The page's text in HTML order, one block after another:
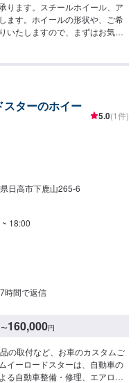
ります。スチールホイール、ア
ます。ホイールの形状や、ご希
いたしますので、まずはお気軽
スターのホイー
5.0(1件)
日高市下鹿山265-6
18:00
時間で返信
〜160,000円
の取付など、お車のカスタムご
イーロードスターは、自動車の
る自動車整備・修理、エアロパ